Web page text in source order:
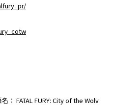
： FATAL FURY: City of the Wolv